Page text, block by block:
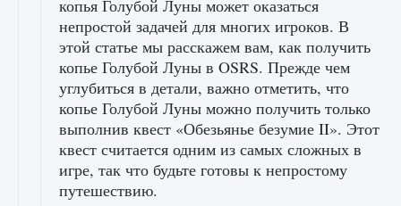
копья Голубой Луны может оказаться
непростой задачей для многих игроков. В
этой статье мы расскажем вам, как получить
копье Голубой Луны в OSRS. Прежде чем
углубиться в детали, важно отметить, что
копье Голубой Луны можно получить только
выполнив квест «Обезьянье безумие II». Этот
квест считается одним из самых сложных в
игре, так что будьте готовы к непростому
путешествию.